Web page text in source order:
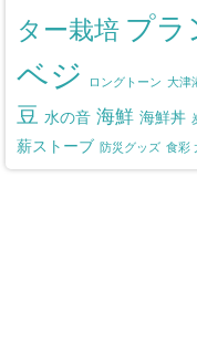
ター栽培 プラ
ベジ
ロングトーン 大津
豆 水の音 海鮮 海鮮丼
薪ストーブ 防災グッズ 食彩